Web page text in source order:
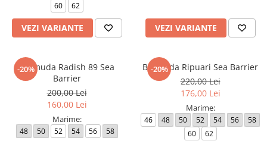
60
62
VEZI VARIANTE VEZI VARIANTE
-20%
Bermuda Radish 89 Sea
Barrier
200,00 Lei
160,00 Lei
Marime:
48 50 52 54 56 58
-20%
Bermuda Ripuari Sea Barrier
220,00 Lei
176,00 Lei
Marime:
46 48 50 52 54 56
58
60
62